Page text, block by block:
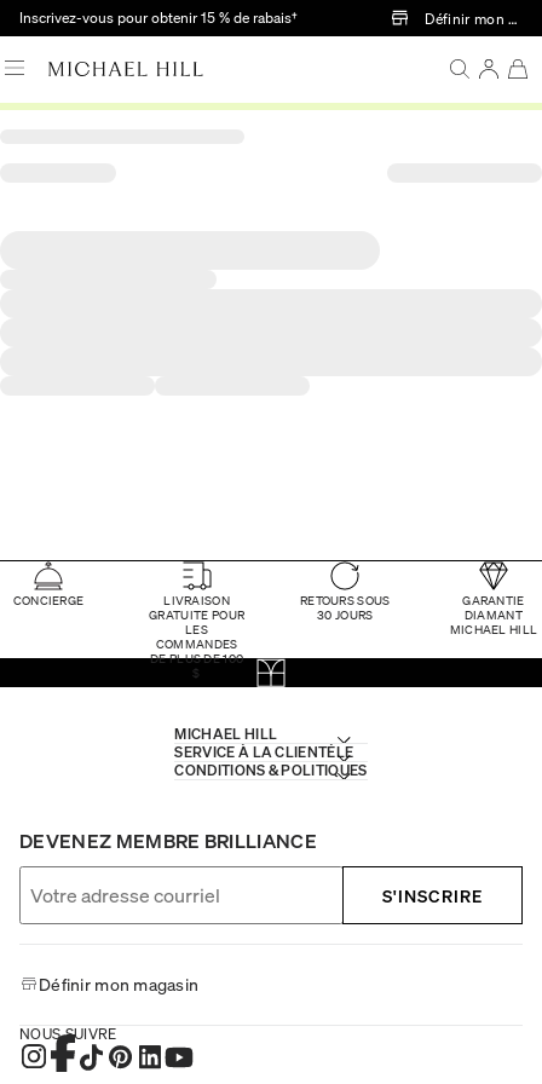
Passer au contenu principal
Inscrivez-vous pour obtenir 15 % de rabais† Définir mon
CONCIERGE
LIVRAISON
GRATUITE POUR
LES
COMMANDES
DE PLUS DE 100
$
RETOURS SOUS
30 JOURS
GARANTIE
DIAMANT
MICHAEL HILL
MICHAEL HILL
SERVICE À LA CLIENTÈLE
CONDITIONS & POLITIQUES
DEVENEZ MEMBRE BRILLIANCE
S'INSCRIRE
Définir mon magasin
NOUS SUIVRE